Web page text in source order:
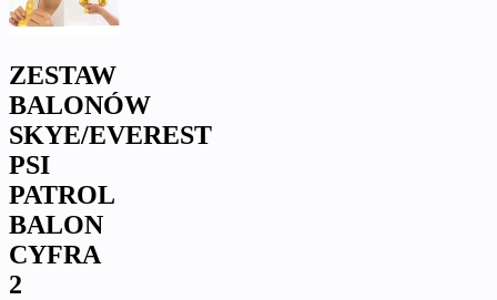
ZESTAW
BALONÓW
SKYE/EVEREST
PSI
PATROL
BALON
CYFRA
2